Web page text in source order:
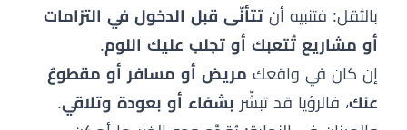
بالثقل: فتنبيه أنتتأنّى قبل الدخول في التزامات
أو مشاريع تُتعبك أو تجلب عليك اللوم.
إن كان في واقعك مريض أو مسافر أو مقطوعٌ
عنك، فالرؤيا قد تبشّربشفاء أو بعودة وتلاقي.